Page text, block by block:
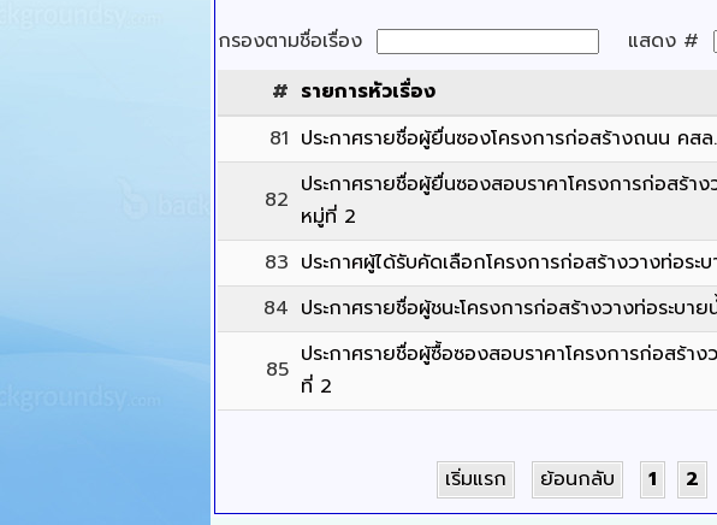
กรองตามชื่อเรื่อง
แสดง #
# รายการหัวเรื่อง
81 ประกาศรายชื่อผู้ยื่นซองโครงการก่อสร้างถนน ค
82
ประกาศรายชื่อผู้ยื่นซองสอบราคาโครงการก่อสร้า
หมู่ที่ 2
83 ประกาศผู้ได้รับคัดเลือกโครงการก่อสร้างวางท่อร
84 ประกาศรายชื่อผู้ชนะโครงการก่อสร้างวางท่อระบ
85
ประกาศรายชื่อผู้ซื้อซองสอบราคาโครงการก่อสร้า
ที่ 2
เริ่มแรก
ย้อนกลับ 1 2